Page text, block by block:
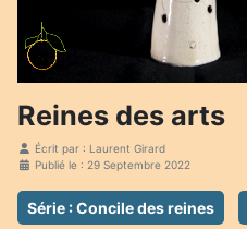
Reines des arts
Écrit par : Laurent Girard
Publié le : 29 Septembre 2022
Série : Concile des reines